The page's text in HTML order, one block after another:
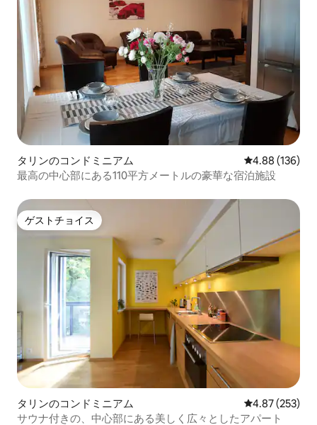
タリンのコンドミニアム レビュー136
4.88 (136)
最高の中心部にある110平方メートルの豪華な宿泊施設
ゲストチョイス
ゲストチョイス
タリンのコンドミニアム レビュー253
4.87 (253)
サウナ付きの、中心部にある美しく広々としたアパート